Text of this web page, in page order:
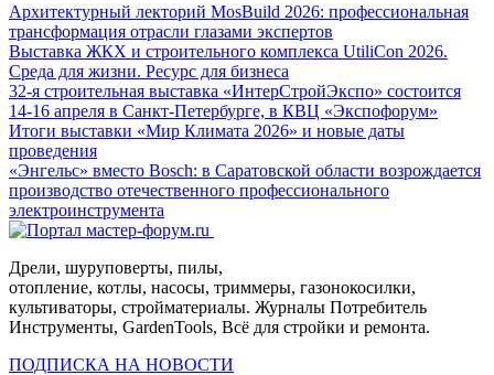
Архитектурный лекторий MosBuild 2026: профессиональная
трансформация отрасли глазами экспертов
Выставка ЖКХ и строительного комплекса UtiliCon 2026.
Среда для жизни. Ресурс для бизнеса
32-я строительная выставка «ИнтерСтройЭкспо» состоится
14-16 апреля в Санкт-Петербурге, в КВЦ «Экспофорум»
Итоги выставки «Мир Климата 2026» и новые даты
проведения
«Энгельс» вместо Bosch: в Саратовской области возрождается
производство отечественного профессионального
электроинструмента
Дрели, шуруповерты, пилы,
отопление, котлы, насосы, триммеры, газонокосилки,
культиваторы, стройматериалы. Журналы Потребитель
Инструменты, GardenTools, Всё для стройки и ремонта.
ПОДПИСКА НА НОВОСТИ